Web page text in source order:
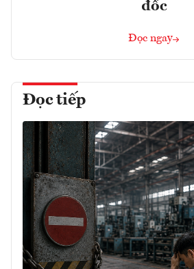
đốc
Đọc ngay
Đọc tiếp